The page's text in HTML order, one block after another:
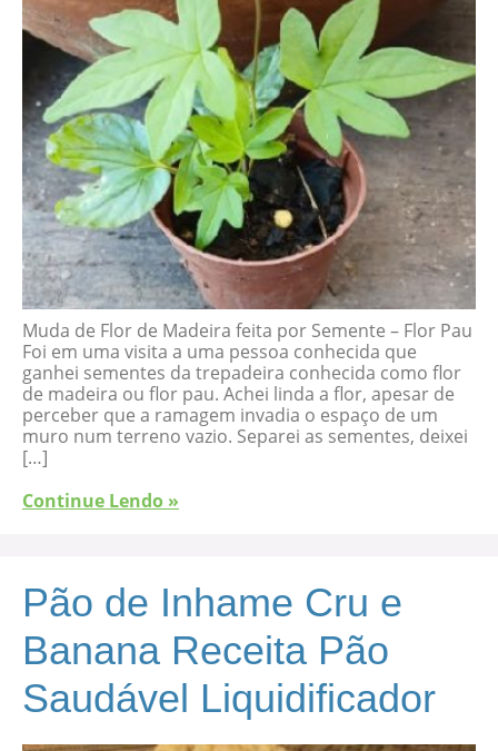
Muda de Flor de Madeira feita por Semente – Flor Pau
Foi em uma visita a uma pessoa conhecida que
ganhei sementes da trepadeira conhecida como flor
de madeira ou flor pau. Achei linda a flor, apesar de
perceber que a ramagem invadia o espaço de um
muro num terreno vazio. Separei as sementes, deixei
[…]
Continue Lendo »
Pão de Inhame Cru e
Banana Receita Pão
Saudável Liquidificador